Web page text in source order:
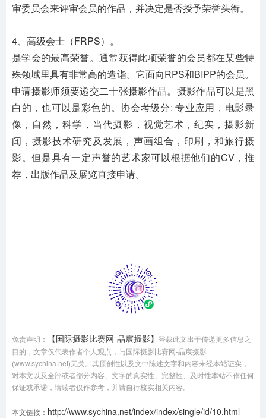
审委员会来评审会员的作品，并决定是否授予荣誉头衔。
4、高级会士（FRPS）。
是学会的最高荣誉。通常获得此项荣誉的会员都在某些特
殊领域里具有非常高的造诣。它面向RPS和BIPP的会员。
申请摄影师须要递交二十张摄影作品。摄影作品可以是黑
白的，也可以是彩色的。协会考级分: 专业应用，电影录
像，自然，科学，当代摄影，视觉艺术，纪实，摄影新
闻，摄影技术研究及发展，声画组合，印刷，和旅行摄
影。但是具有一定声誉的艺术家可以根据他们的CV，推
荐，出版作品及展览直接申请。
免责声明： 【国际摄影比赛网-晶宸摄影】 登载此文出于传递更多信息之
目的，文章仅代表作者个人观点，与国际摄影比赛网-晶宸摄影
(www.sychina.net)无关。其原创性以及文中陈述文字和内容未经本站证实，
对本文以及全部或者部分内容、文字的真实性、完整性、及时性本站不作任何
保证或承诺，请读者仅作参考，并请自行核实相关内容。
本文链接： http://www.sychina.net/index/index/single/id/10.html